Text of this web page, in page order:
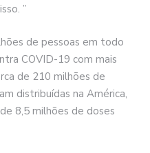
”
de pessoas em todo
COVID-19 com mais
de 210 milhões de
distribuídas na América,
8,5 milhões de doses